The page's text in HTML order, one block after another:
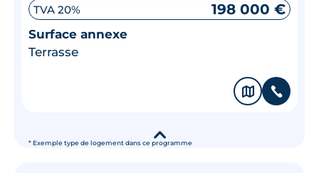
* Exemple type de logement dans ce programme
TVA 20% 198 000 €
Surface annexe
Terrasse
🗞 📞
▾